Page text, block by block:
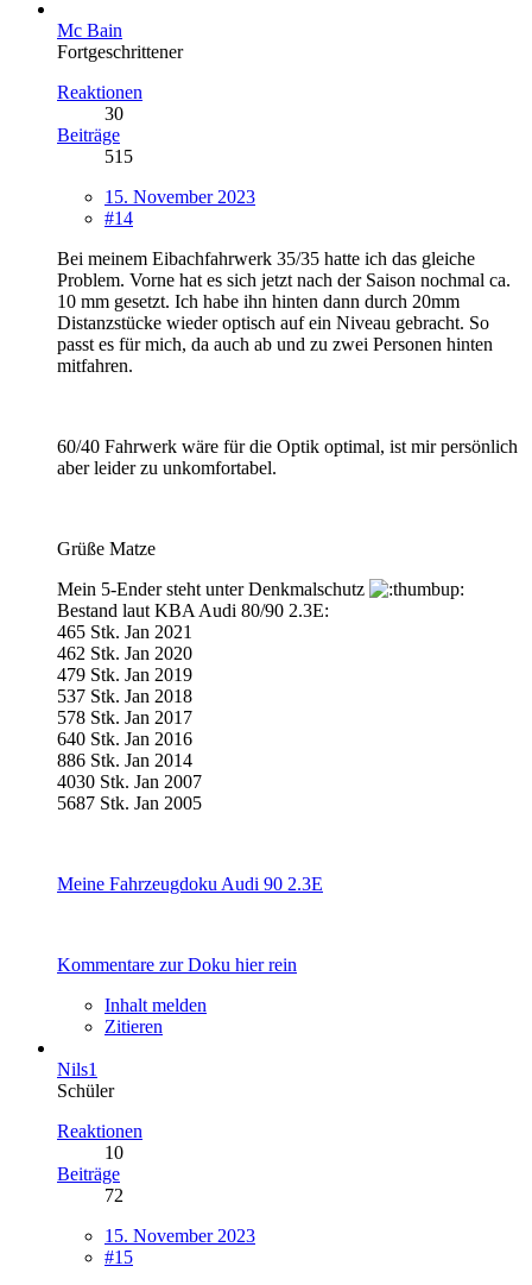
Mc Bain
Fortgeschrittener
Reaktionen
30
Beiträge
515
15. November 2023
#14
Bei meinem Eibachfahrwerk 35/35 hatte ich das gleiche
Problem. Vorne hat es sich jetzt nach der Saison nochmal ca.
10 mm gesetzt. Ich habe ihn hinten dann durch 20mm
Distanzstücke wieder optisch auf ein Niveau gebracht. So
passt es für mich, da auch ab und zu zwei Personen hinten
mitfahren.
60/40 Fahrwerk wäre für die Optik optimal, ist mir persönlich
aber leider zu unkomfortabel.
Grüße Matze
Mein 5-Ender steht unter Denkmalschutz
Bestand laut KBA Audi 80/90 2.3E:
465 Stk. Jan 2021
462 Stk. Jan 2020
479 Stk. Jan 2019
537 Stk. Jan 2018
578 Stk. Jan 2017
640 Stk. Jan 2016
886 Stk. Jan 2014
4030 Stk. Jan 2007
5687 Stk. Jan 2005
Meine Fahrzeugdoku Audi 90 2.3E
Kommentare zur Doku hier rein
Inhalt melden
Zitieren
Nils1
Schüler
Reaktionen
10
Beiträge
72
15. November 2023
#15